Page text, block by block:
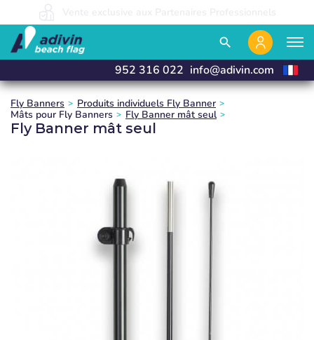
search
952 316 022 info@adivin.com
Fly Banners
Produits individuels Fly Banner
Mâts pour Fly Banners
Fly Banner mât seul
Fly Banner mât seul